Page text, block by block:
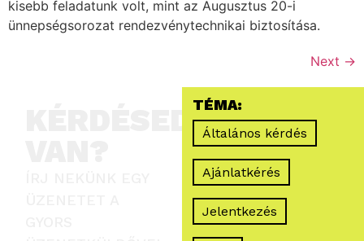
kisebb feladatunk volt, mint az Augusztus 20-i
ünnepségsorozat rendezvénytechnikai biztosítása.
Next →
TÉMA:
Általános kérdés
Ajánlatkérés
Jelentkezés